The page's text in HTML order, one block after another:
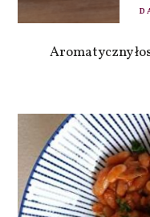
Aromatyczny